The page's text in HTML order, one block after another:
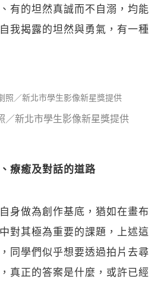
有的坦然真誠而不自溺，均能
我揭露的坦然與勇氣，有一種
／新北市學生影像新星獎提供
療癒及對話的道路
身做為創作基底，猶如在畫布
對其極為重要的課題，上述這
同學們似乎想要透過拍片去尋
真正的答案是什麼，或許已經